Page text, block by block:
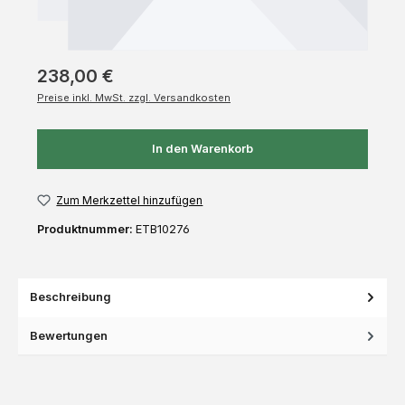
238,00 €
Preise inkl. MwSt. zzgl. Versandkosten
In den Warenkorb
Zum Merkzettel hinzufügen
Produktnummer: ETB10276
Beschreibung
Bewertungen